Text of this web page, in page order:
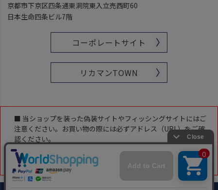
京都市下京区四条通東洞院東入立売西町60
日本生命四条ビル7階
コーポレートサイト
リカマンTOWN
■ 当ショップを装った偽装サイトやフィッシングサイトにはご
注意ください。お買い物の際には必ずアドレス（URL）をご確
認ください。
当ショップのアドレス（URL）は下記です。
「https://www.likaman-online.com/」